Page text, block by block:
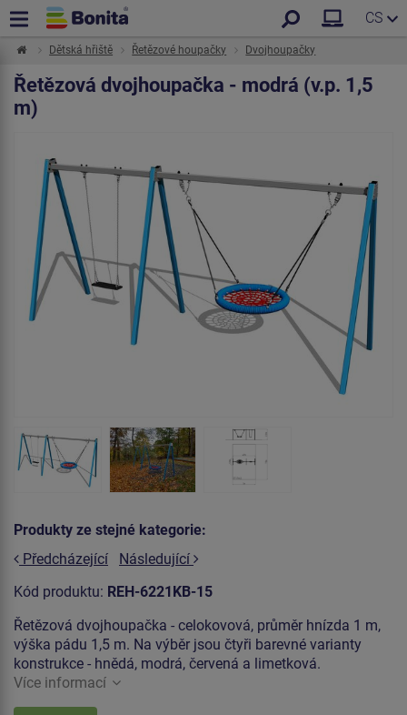
CS
Dětská hřiště Řetězové houpačky Dvojhoupačky
Řetězová dvojhoupačka - modrá (v.p. 1,5
m)
Produkty ze stejné kategorie:
Předcházející
Následující
Kód produktu: REH-6221KB-15
Řetězová dvojhoupačka - celokovová, průměr hnízda 1 m,
výška pádu 1,5 m. Na výběr jsou čtyři barevné varianty
konstrukce - hnědá, modrá, červená a limetková.
Více informací